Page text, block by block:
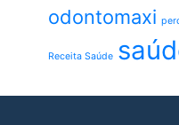
odontomaxi
Receita Saúde